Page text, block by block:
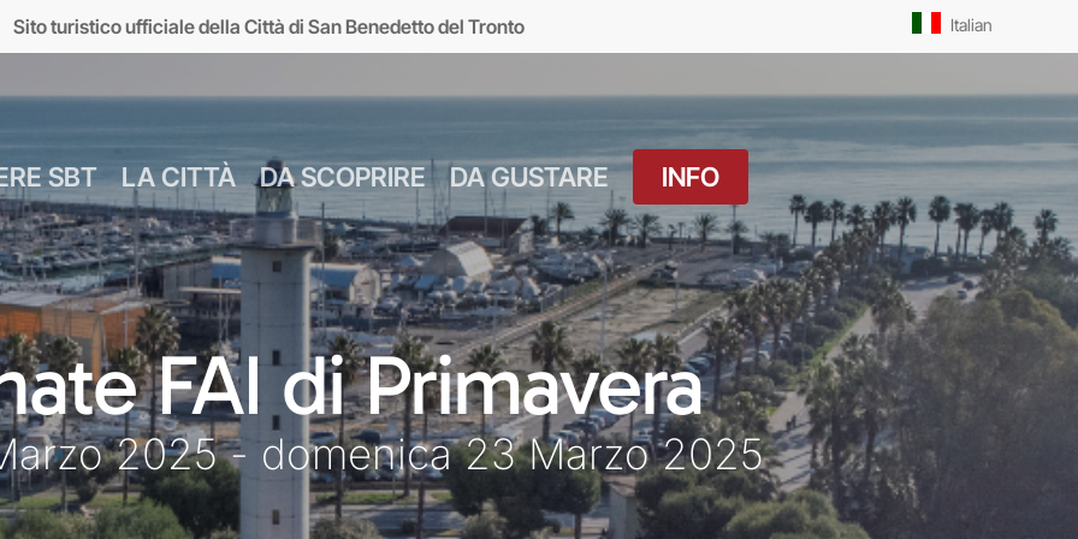
Sito turistico ufficiale della Città di San Benedetto del Tronto Italian
Luglio
Culture
Food & Drink
Market
SBT LA CITTÀ DA SCOPRIRE
MUSEI
d’Arte sul Mare
MARE
Lungomare
Giardini sul mare
OUTDOOR
Il Molo
Pista Ciclabile
DA GUSTARE INFO
Numeri Utili
Farmacie
Parcheggi
Bus Navetta Gratuito
Come Spostarsi
Come Arrivare
Orari Messe: Feriale
Orari Messe:
Prefestivo
Orari Messe: Festivo
FAI di Primavera
2025 - domenica 23 Marzo 2025